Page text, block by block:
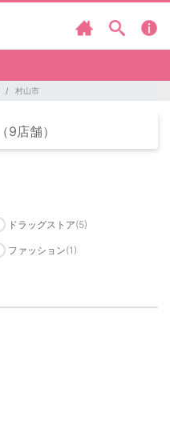
村山市
（9店舗）
ドラッグストア(5)
ファッション(1)